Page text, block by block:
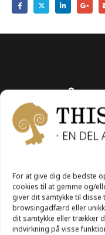
For at give dig de bedste
cookies til at gemme og/
giver dit samtykke til disse
browsingadfærd eller
dit samtykke eller trækker
indvirkning på visse
UGE
Mandag